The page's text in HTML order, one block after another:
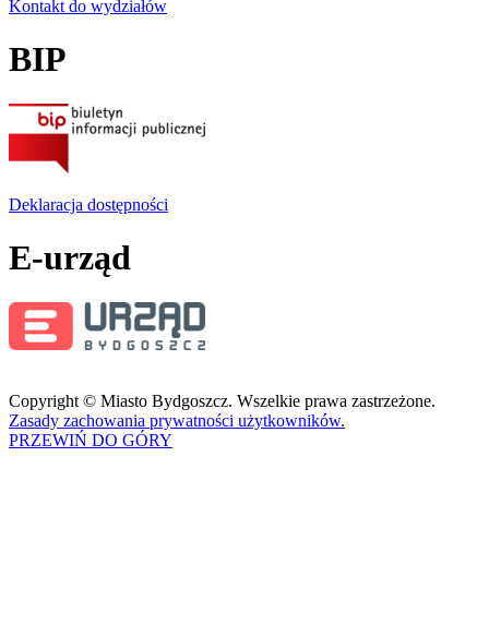
Kontakt do wydziałów
BIP
Deklaracja dostępności
E-urząd
Copyright © Miasto Bydgoszcz. Wszelkie prawa zastrzeżone.
Zasady zachowania prywatności użytkowników.
PRZEWIŃ DO GÓRY